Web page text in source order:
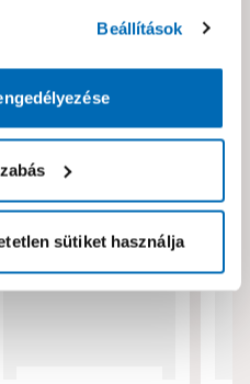
Beállítások
sütiket használja